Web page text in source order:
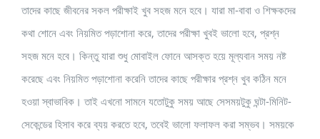
তাদের কাছে জীবনের সকল পরীক্ষাই খুব সহজ মনে হবে। যারা মা-বাবা ও শিক্ষকদের
কথা শোনে এবং নিয়মিত পড়াশোনা করে, তাদের পরীক্ষা খুবই ভালো হবে, প্রশ্ন
সহজ মনে হবে। কিন্তু যারা শুধু মোবাইল ফোনে আসক্ত হয়ে মূল্যবান সময় নষ্ট
করেছে এবং নিয়মিত পড়াশোনা করেনি তাদের কাছে পরীক্ষার প্রশ্ন খুব কঠিন মনে
হওয়া স্বাভাবিক। তাই এখনো সামনে যতোটুকু সময় আছে সেসময়টুকু ঘন্টা-মিনিট-
সেকেন্ডের হিসাব করে ব্যয় করতে হবে, তবেই ভালো ফলাফল করা সম্ভব। সময়কে